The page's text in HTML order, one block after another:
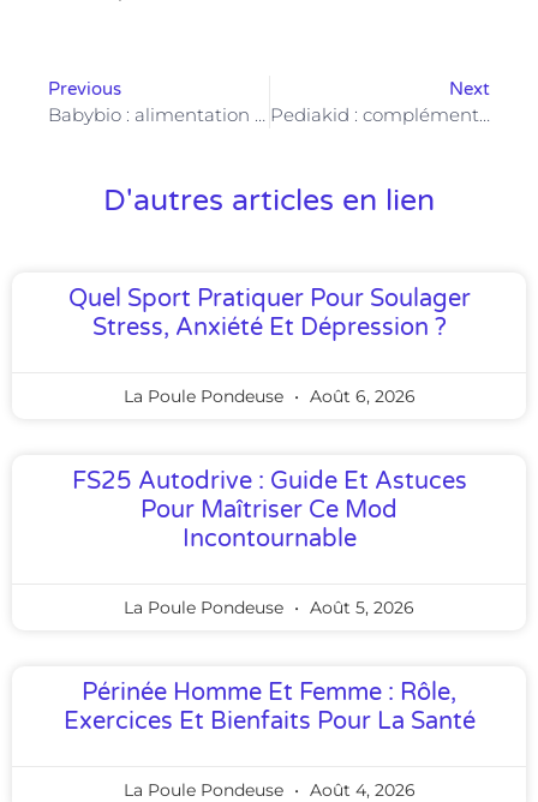
Previous Next
D'autres articles en lien
Quel Sport Pratiquer Pour Soulager
Stress, Anxiété Et Dépression ?
La Poule Pondeuse Août 6, 2026
FS25 Autodrive : Guide Et Astuces
Pour Maîtriser Ce Mod
Incontournable
La Poule Pondeuse Août 5, 2026
Périnée Homme Et Femme : Rôle,
Exercices Et Bienfaits Pour La Santé
La Poule Pondeuse Août 4, 2026